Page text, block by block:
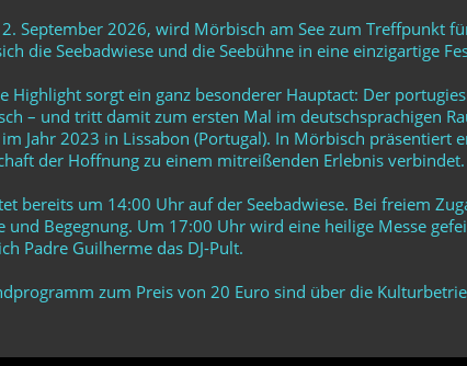
September 2026, wird Mörbisch am See zum Treffpunkt
die Seebadwiese und die Seebühne in eine einzigartige
Highlight sorgt ein ganz besonderer Hauptact: Der
– und tritt damit zum ersten Mal im deutschsprachigen
Jahr 2023 in Lissabon (Portugal). In Mörbisch
der Hoffnung zu einem mitreißenden Erlebnis verbindet.
bereits um 14:00 Uhr auf der Seebadwiese. Bei freiem
und Begegnung. Um 17:00 Uhr wird eine heilige Messe
Padre Guilherme das DJ-Pult.
zum Preis von 20 Euro sind über die